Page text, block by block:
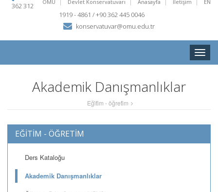
OMÜ Devlet Konservatuvarı Anasayfa İletişim EN
362 312
1919 - 4861 / +90 362 445 0046
konservatuvar@omu.edu.tr
Toggle
Akademik Danışmanlıklar
Eği̇ti̇m - öğreti̇m
EĞİTİM - ÖĞRETİM
Ders Kataloğu
Akademik Danışmanlıklar